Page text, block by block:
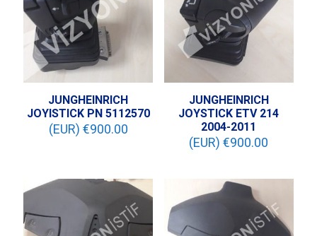
JUNGHEINRICH
JOYISTICK PN 5112570
(EUR) €900.00
JUNGHEINRICH
JOYSTICK ETV 214
2004-2011
(EUR) €900.00